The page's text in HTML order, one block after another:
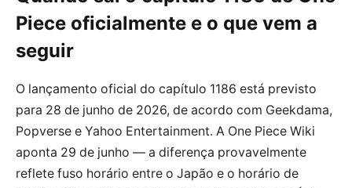
Piece oficialmente e o que vem a
seguir
O lançamento oficial do capítulo 1186 está previsto
para 28 de junho de 2026, de acordo com Geekdama,
Popverse e Yahoo Entertainment. A One Piece Wiki
aponta 29 de junho — a diferença provavelmente
reflete fuso horário entre o Japão e o horário de